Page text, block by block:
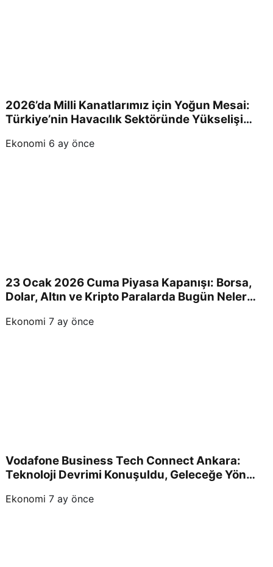
2026’da Milli Kanatlarımız için Yoğun Mesai:
Türkiye’nin Havacılık Sektöründe Yükselişi
Ekonomi 6 ay önce
23 Ocak 2026 Cuma Piyasa Kapanışı: Borsa,
Dolar, Altın ve Kripto Paralarda Bugün Neler
Ekonomi 7 ay önce
Vodafone Business Tech Connect Ankara:
Teknoloji Devrimi Konuşuldu, Geleceğe Yön
Ekonomi 7 ay önce